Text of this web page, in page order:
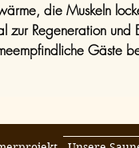
die Muskeln
zur Regeneration und
Gäste